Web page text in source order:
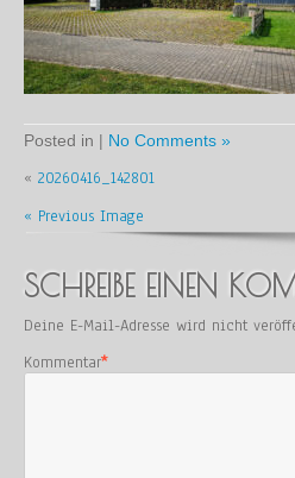
Posted in | No Comments »
« 20260416_142801
« Previous Image
SCHREIBE EINEN
Deine E-Mail-Adresse wird nicht
Kommentar*